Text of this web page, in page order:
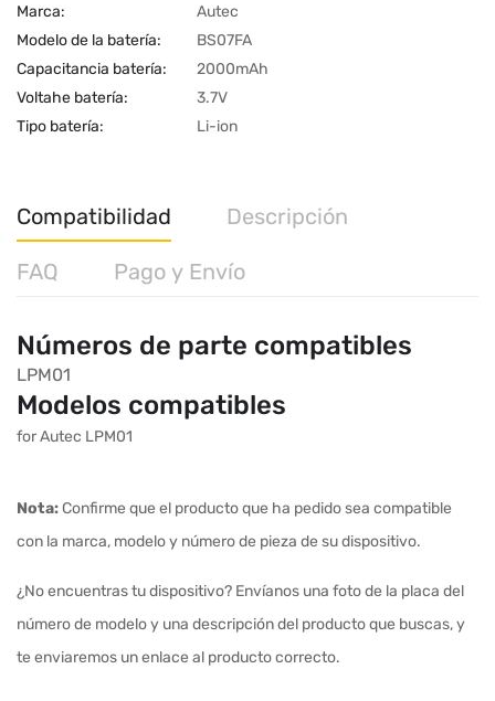
Marca:
Autec
Modelo de la batería:
BS07FA
Capacitancia batería:
2000mAh
Voltahe batería:
3.7V
Tipo batería:
Li-ion
Compatibilidad Descripción
FAQ Pago y Envío
Números de parte compatibles
LPM01
Modelos compatibles
for Autec LPM01
Nota:Confirme que el producto que ha pedido sea compatible
con la marca, modelo y número de pieza de su dispositivo.
¿No encuentras tu dispositivo? Envíanos una foto de la placa del
número de modelo y una descripción del producto que buscas, y
te enviaremos un enlace al producto correcto.